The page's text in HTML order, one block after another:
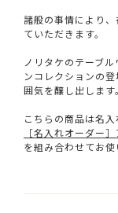
諸般の事情により
ていただきます。
ノリタケのテーブ
ンコレクションの
囲気を醸し出します。
こちらの商品は名
［名入れオーダー
を組み合わせてお使